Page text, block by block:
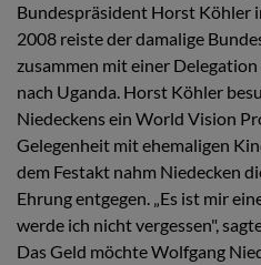
Bundespräsident Horst Köhler
2008 reiste der damalige
zusammen mit einer
nach Uganda. Horst Köhler
Niedeckens ein World Vision
Gelegenheit mit ehemaligen
dem Festakt nahm Niedecken
Ehrung entgegen. „Es ist mir
werde ich nicht vergessen",
Das Geld möchte Wolfgang